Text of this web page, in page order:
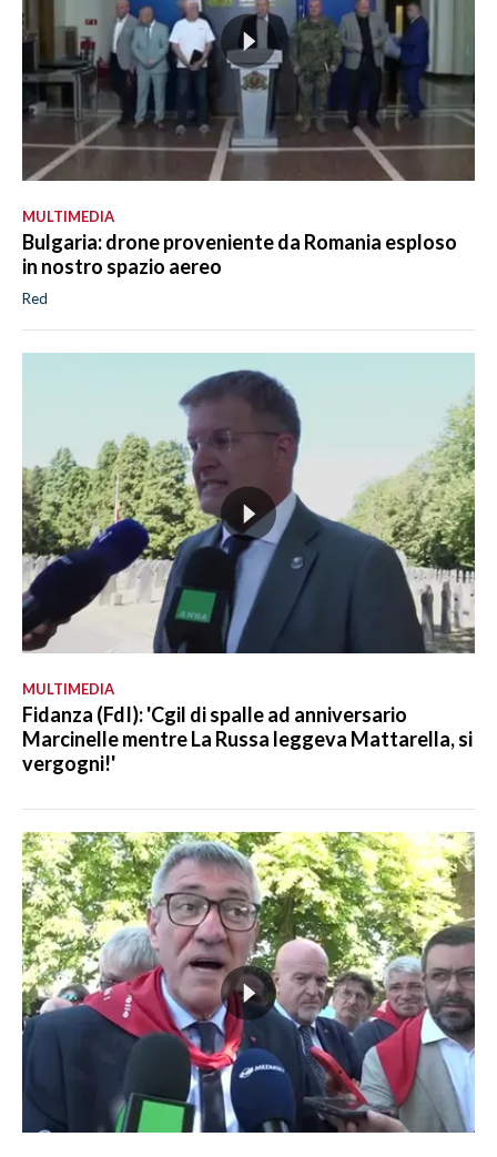
MULTIMEDIA
Bulgaria: drone proveniente da Romania esploso
in nostro spazio aereo
Red
MULTIMEDIA
Fidanza (FdI): 'Cgil di spalle ad anniversario
Marcinelle mentre La Russa leggeva Mattarella, si
vergogni!'